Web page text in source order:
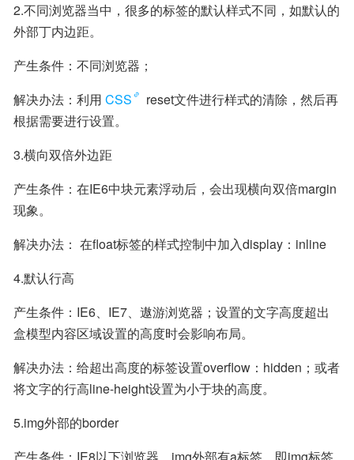
2.不同浏览器当中，很多的标签的默认样式不同，如默认的
外部丁内边距。
产生条件：不同浏览器；
解决办法：利用 CSS
reset文件进行样式的清除，然后再
根据需要进行设置。
3.横向双倍外边距
产生条件：在IE6中块元素浮动后，会出现横向双倍margin
现象。
解决办法： 在float标签的样式控制中加入display：inline
4.默认行高
产生条件：IE6、IE7、遨游浏览器；设置的文字高度超出
盒模型内容区域设置的高度时会影响布局。
解决办法：给超出高度的标签设置overflow：hidden；或者
将文字的行高line-height设置为小于块的高度。
5.img外部的border